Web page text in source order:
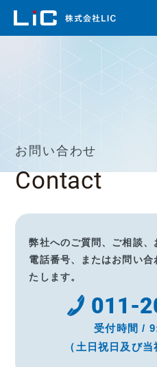
お問い合わせ
Contact
弊社へのご質問、ご相談
電話番号、
またはお問い
たします。
011-
受付時間 /
（土日祝日及び